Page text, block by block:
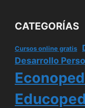
CATEGORÍAS
Cursos online gratis
Desarrollo